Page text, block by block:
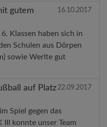
gutem
16.10.2017
Klassen haben sich in
Schulen aus Dörpen
sowie Werlte gut
auf Platz 22.09.2017
Spiel gegen das
III konnte unser Team